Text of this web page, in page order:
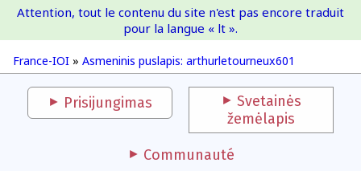
France-IOI
France-IOI » Asmeninis puslapis: arthurletourneux601
Attention, tout le contenu du site n'est pas encore traduit
pour la langue « lt ».
Prisijungimas
Svetainės
žemėlapis
Communauté